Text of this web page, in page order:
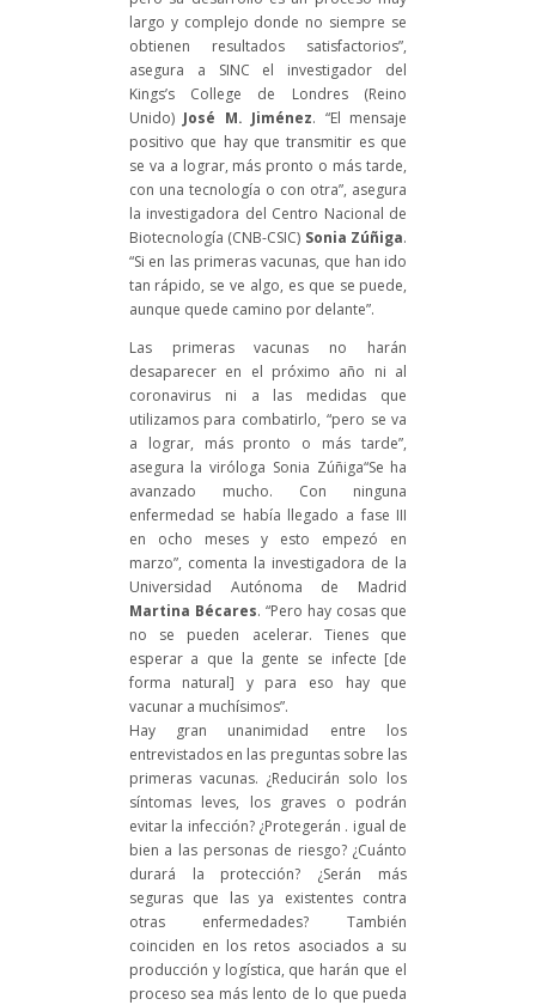
largo y complejo donde no siempre se
obtienen resultados satisfactorios”,
asegura a SINC el investigador del
Kings’s College de Londres (Reino
Unido) José M. Jiménez. “El mensaje
positivo que hay que transmitir es que
se va a lograr, más pronto o más tarde,
con una tecnología o con otra”, asegura
la investigadora del Centro Nacional de
Biotecnología (CNB-CSIC) Sonia Zúñiga.
“Si en las primeras vacunas, que han ido
tan rápido, se ve algo, es que se puede,
aunque quede camino por delante”.
Las primeras vacunas no harán
desaparecer en el próximo año ni al
coronavirus ni a las medidas que
utilizamos para combatirlo, “pero se va
a lograr, más pronto o más tarde”,
asegura la viróloga Sonia Zúñiga“Se ha
avanzado mucho. Con ninguna
enfermedad se había llegado a fase III
en ocho meses y esto empezó en
marzo”, comenta la investigadora de la
Universidad Autónoma de Madrid
Martina Bécares. “Pero hay cosas que
no se pueden acelerar. Tienes que
esperar a que la gente se infecte [de
forma natural] y para eso hay que
vacunar a muchísimos”.
Hay gran unanimidad entre los
entrevistados en las preguntas sobre las
primeras vacunas. ¿Reducirán solo los
síntomas leves, los graves o podrán
evitar la infección? ¿Protegerán . igual de
bien a las personas de riesgo? ¿Cuánto
durará la protección? ¿Serán más
seguras que las ya existentes contra
otras enfermedades? También
coinciden en los retos asociados a su
producción y logística, que harán que el
proceso sea más lento de lo que pueda